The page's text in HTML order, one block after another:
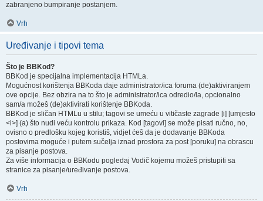
zabranjeno bumpiranje postanjem.
Vrh
Uređivanje i tipovi tema
Što je BBKod?
BBKod je specijalna implementacija HTMLa.
Mogućnost korištenja BBKoda daje administrator/ica foruma (de)aktiviranjem
ove opcije. Bez obzira na to što je administrator/ica odredio/la, opcionalno
sam/a možeš (de)aktivirati korištenje BBKoda.
BBKod je sličan HTMLu u stilu; tagovi se umeću u vitičaste zagrade [i] [umjesto
<i>] (a) što nudi veću kontrolu prikaza. Kod [tagovi] se može pisati ručno, no,
ovisno o predlošku kojeg koristiš, vidjet ćeš da je dodavanje BBKoda
postovima moguće i putem sučelja iznad prostora za post [poruku] na obrascu
za pisanje postova.
Za više informacija o BBKodu pogledaj Vodič kojemu možeš pristupiti sa
stranice za pisanje/uređivanje postova.
Vrh